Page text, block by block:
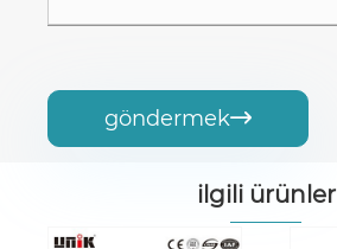
göndermek
ilgili ürünler